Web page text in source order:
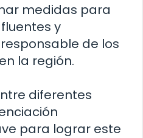
medidas para
y
de los
la región.
diferentes
para lograr este